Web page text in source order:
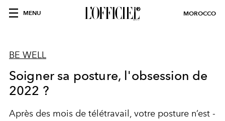
MENU MOROCCO
BE WELL
Soigner sa posture, l'obsession de
2022 ?
Après des mois de télétravail, votre posture n’est -